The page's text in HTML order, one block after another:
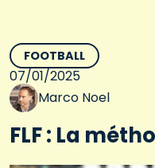
FOOTBALL
07/01/2025
Marco Noel
FLF : La